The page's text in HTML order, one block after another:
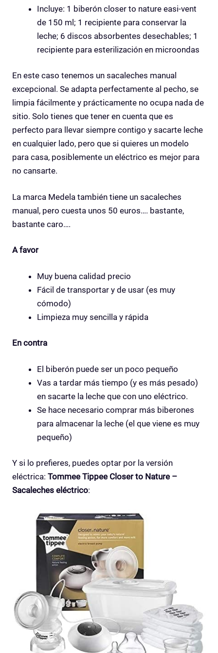
Incluye: 1 biberón closer to nature easi-vent
de 150 ml; 1 recipiente para conservar la
leche; 6 discos absorbentes desechables; 1
recipiente para esterilización en microondas
En este caso tenemos un sacaleches manual
excepcional. Se adapta perfectamente al pecho, se
limpia fácilmente y prácticamente no ocupa nada de
sitio. Solo tienes que tener en cuenta que es
perfecto para llevar siempre contigo y sacarte leche
en cualquier lado, pero que si quieres un modelo
para casa, posiblemente un eléctrico es mejor para
no cansarte.
La marca Medela también tiene un sacaleches
manual, pero cuesta unos 50 euros…. bastante,
bastante caro….
A favor
Muy buena calidad precio
Fácil de transportar y de usar (es muy
cómodo)
Limpieza muy sencilla y rápida
En contra
El biberón puede ser un poco pequeño
Vas a tardar más tiempo (y es más pesado)
en sacarte la leche que con uno eléctrico.
Se hace necesario comprar más biberones
para almacenar la leche (el que viene es muy
pequeño)
Y si lo prefieres, puedes optar por la versión
eléctrica: Tommee Tippee Closer to Nature –
Sacaleches eléctrico: